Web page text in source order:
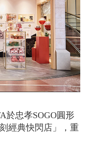
於忠孝SOGO圓形
經典快閃店」，重